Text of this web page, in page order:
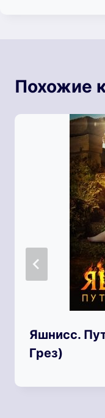
Похожие
Яшнисс.
Грез)